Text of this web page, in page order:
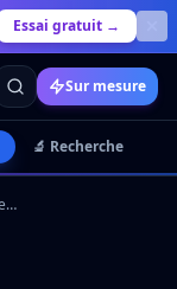
Essai gratuit →
Sur mesure
🔬 Recherche
GLM-5.2 : l'IA chinoise qui inquiète la cybersécurité mondiale